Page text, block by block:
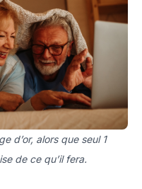
d’or, alors que seul 1
de ce qu’il fera.